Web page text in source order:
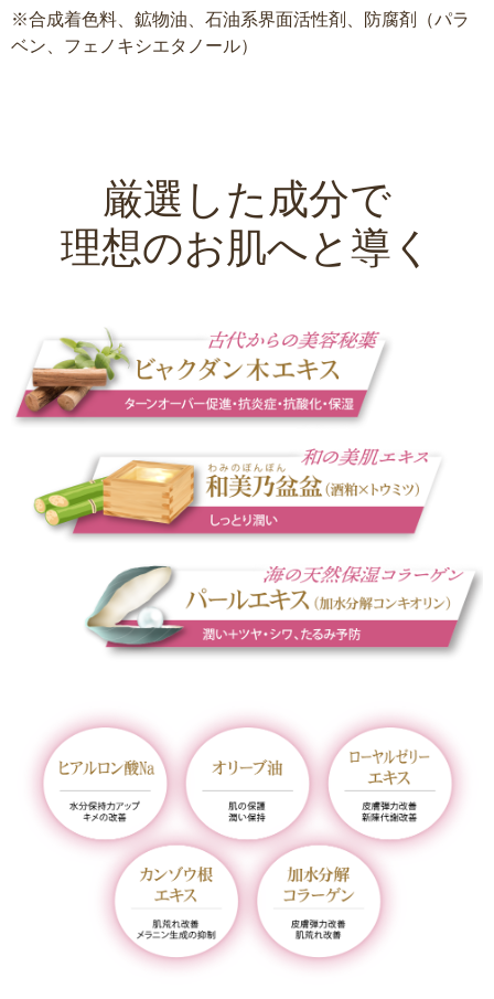
※合成着色料、鉱物油、石油系界面活性剤、防腐剤（パラ
ベン、フェノキシエタノール）
厳選した成分で
理想のお肌へと導く